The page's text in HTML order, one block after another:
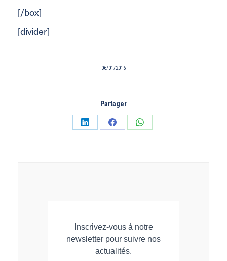
[/box]
[divider]
06/01/2016
Partager
PartagerPartagerPartager